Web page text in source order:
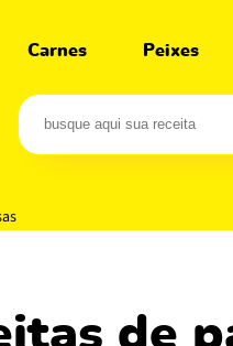
Carnes Peixes